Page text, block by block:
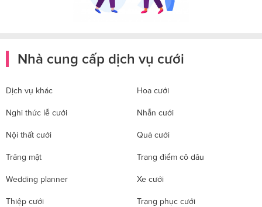
Nhà cung cấp dịch vụ cưới
Dịch vụ khác Hoa cưới
Nghi thức lễ cưới Nhẫn cưới
Nội thất cưới Quà cưới
Trăng mật Trang điểm cô dâu
Wedding planner Xe cưới
Thiệp cưới Trang phục cưới